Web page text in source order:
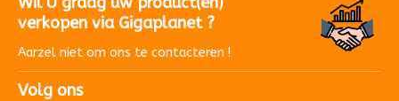
verkopen via Gigaplanet ?
Aarzel niet om ons te contacteren !
Volg ons